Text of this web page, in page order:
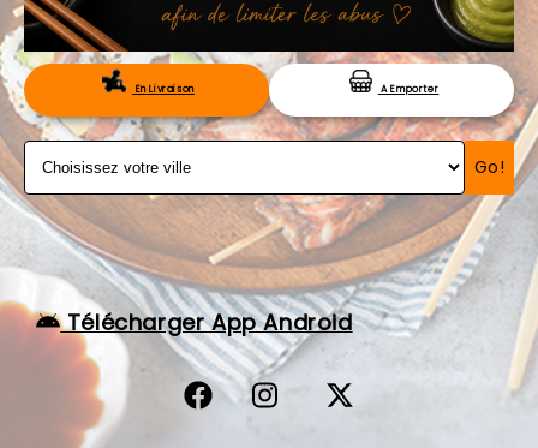
C.G.V
RÉSERVATIONEn Livraison A Emporter
Go!
Télécharger App Android